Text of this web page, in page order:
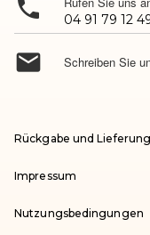
 04 91 79 12
 Schreiben Sie
Rückgabe und Lieferung
Impressum
Nutzungsbedingungen